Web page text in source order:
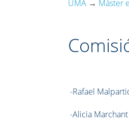
UMA → Máster
-Rafael
-Alicia